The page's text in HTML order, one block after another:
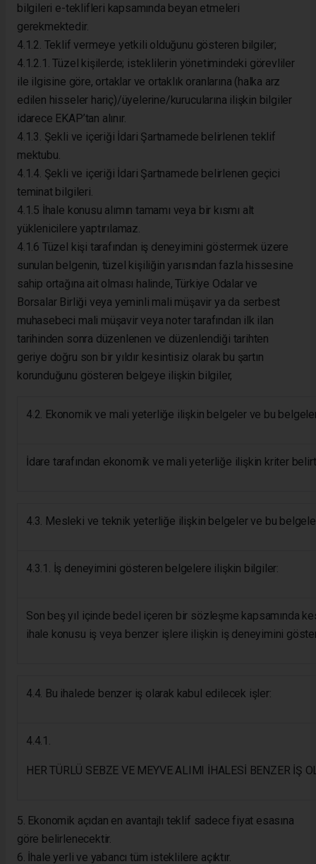
bilgileri e-teklifleri kapsamında beyan etmeleri
gerekmektedir.
4.1.2. Teklif vermeye yetkili olduğunu gösteren bilgiler;
4.1.2.1. Tüzel kişilerde; isteklilerin yönetimindeki görevliler
ile ilgisine göre, ortaklar ve ortaklık oranlarına (halka arz
edilen hisseler hariç)/üyelerine/kurucularına ilişkin bilgiler
idarece EKAP’tan alınır.
4.1.3. Şekli ve içeriği İdari Şartnamede belirlenen teklif
mektubu.
4.1.4. Şekli ve içeriği İdari Şartnamede belirlenen geçici
teminat bilgileri.
4.1.5 İhale konusu alımın tamamı veya bir kısmı alt
yüklenicilere yaptırılamaz.
4.1.6 Tüzel kişi tarafından iş deneyimini göstermek üzere
sunulan belgenin, tüzel kişiliğin yarısından fazla hissesine
sahip ortağına ait olması halinde, Türkiye Odalar ve
Borsalar Birliği veya yeminli mali müşavir ya da serbest
muhasebeci mali müşavir veya noter tarafından ilk ilan
tarihinden sonra düzenlenen ve düzenlendiği tarihten
geriye doğru son bir yıldır kesintisiz olarak bu şartın
korunduğunu gösteren belgeye ilişkin bilgiler,
4.2. Ekonomik ve mali yeterliğe ilişkin belgeler ve bu
İdare tarafından ekonomik ve mali yeterliğe ilişkin kriter
4.3. Mesleki ve teknik yeterliğe ilişkin belgeler ve bu
4.3.1. İş deneyimini gösteren belgelere ilişkin bilgiler:
Son beş yıl içinde bedel içeren bir sözleşme kapsamında
ihale konusu iş veya benzer işlere ilişkin iş deneyimini
4.4. Bu ihalede benzer iş olarak kabul edilecek işler:
4.4.1.
HER TÜRLÜ SEBZE VE MEYVE ALIMI İHALESİ BENZER İŞ
5. Ekonomik açıdan en avantajlı teklif sadece fiyat esasına
göre belirlenecektir.
6. İhale yerli ve yabancı tüm isteklilere açıktır.